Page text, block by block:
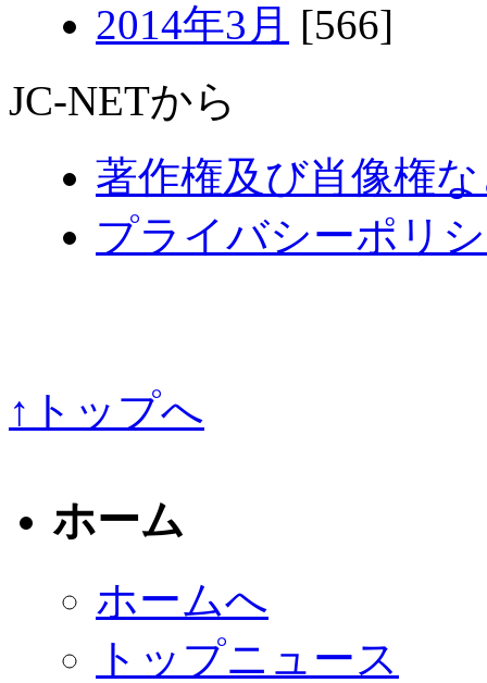
2014年3月 [566]
JC-NETから
著作権及び肖像権
プライバシーポリ
↑トップへ
ホーム
ホームへ
トップニュース